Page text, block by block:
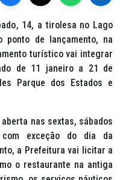
14, a tirolesa no Lago
ponto de lançamento, na
turístico vai integrar
de 11 janeiro a 21 de
Parque dos Estados e
nas sextas, sábados
exceção do dia da
a Prefeitura vai licitar a
o restaurante na antiga